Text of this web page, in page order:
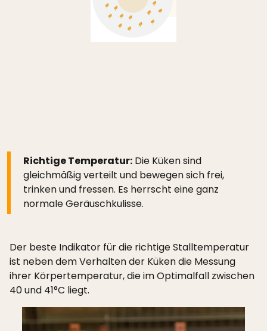
Richtige Temperatur:Die Küken sind
gleichmäßig verteilt und bewegen sich frei,
trinken und fressen. Es herrscht eine ganz
normale Geräuschkulisse.
Der beste Indikator für die richtige Stalltemperatur
ist neben dem Verhalten der Küken die Messung
ihrer Körpertemperatur, die im Optimalfall zwischen
40 und 41°C liegt.